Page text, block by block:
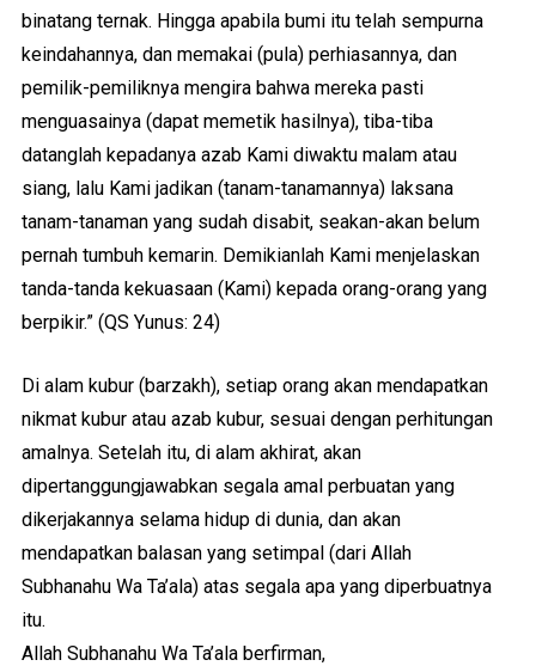
binatang ternak. Hingga apabila bumi itu telah sempurna
keindahannya, dan memakai (pula) perhiasannya, dan
pemilik-pemiliknya mengira bahwa mereka pasti
menguasainya (dapat memetik hasilnya), tiba-tiba
datanglah kepadanya azab Kami diwaktu malam atau
siang, lalu Kami jadikan (tanam-tanamannya) laksana
tanam-tanaman yang sudah disabit, seakan-akan belum
pernah tumbuh kemarin. Demikianlah Kami menjelaskan
tanda-tanda kekuasaan (Kami) kepada orang-orang yang
berpikir.” (QS Yunus: 24)
Di alam kubur (barzakh), setiap orang akan mendapatkan
nikmat kubur atau azab kubur, sesuai dengan perhitungan
amalnya. Setelah itu, di alam akhirat, akan
dipertanggungjawabkan segala amal perbuatan yang
dikerjakannya selama hidup di dunia, dan akan
mendapatkan balasan yang setimpal (dari Allah
Subhanahu Wa Ta’ala) atas segala apa yang diperbuatnya
itu.
Allah Subhanahu Wa Ta’ala berfirman,